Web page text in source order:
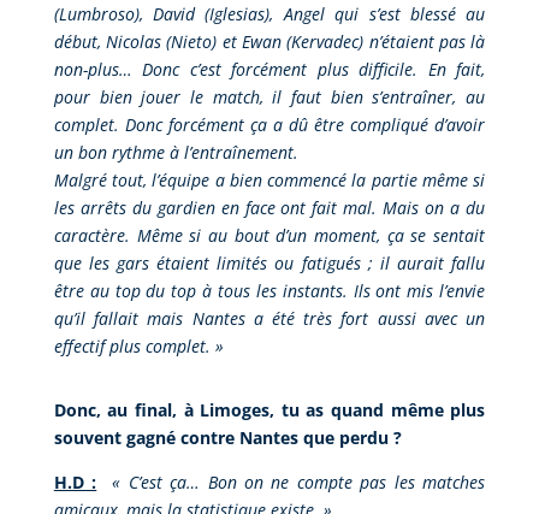
(Lumbroso), David (Iglesias), Angel qui s’est blessé au
début, Nicolas (Nieto) et Ewan (Kervadec) n’étaient pas là
non-plus… Donc c’est forcément plus difficile. En fait,
pour bien jouer le match, il faut bien s’entraîner, au
complet. Donc forcément ça a dû être compliqué d’avoir
un bon rythme à l’entraînement.
Malgré tout, l’équipe a bien commencé la partie même si
les arrêts du gardien en face ont fait mal. Mais on a du
caractère. Même si au bout d’un moment, ça se sentait
que les gars étaient limités ou fatigués ; il aurait fallu
être au top du top à tous les instants. Ils ont mis l’envie
qu’il fallait mais Nantes a été très fort aussi avec un
effectif plus complet. »
Donc, au final, à Limoges, tu as quand même plus
souvent gagné contre Nantes que perdu ?
H.D :
« C’est ça… Bon on ne compte pas les matches